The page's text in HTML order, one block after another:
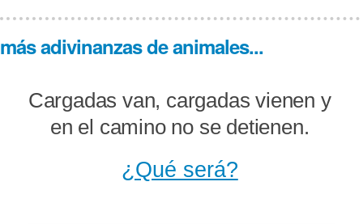
más adivinanzas de animales...
Cargadas van, cargadas vienen y
en el camino no se detienen.
¿Qué será?